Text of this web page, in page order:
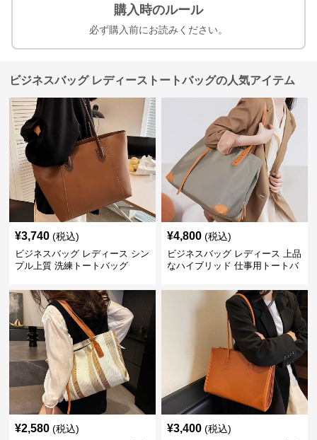
購入時のルール
必ず購入前にお読みください。
ビジネスバッグ レディーストートバッグの人気アイテム
¥3,740 (税込)
ビジネスバッグ レディース シン
プル上質 洗練トートバッグ
¥4,800 (税込)
ビジネスバッグ レディース 上品
なハイブリッド 仕事用トートバ
¥2,580 (税込) ¥3,400 (税込)